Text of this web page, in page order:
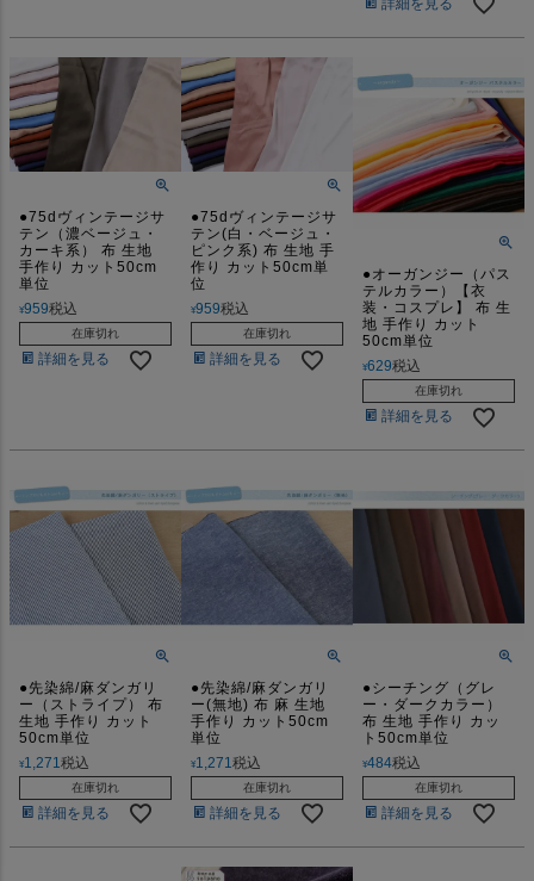
詳細を見る
●75dヴィンテージサ
テン（濃ベージュ・
カーキ系） 布 生地
手作り カット50cm
単位
¥959税込
在庫切れ
詳細を見る
●75dヴィンテージサ
テン(白・ベージュ・
ピンク系) 布 生地 手
作り カット50cm単
位
¥959税込
在庫切れ
詳細を見る
●オーガンジー（パス
テルカラー）【衣
装・コスプレ】 布 生
地 手作り カット
50cm単位
¥629税込
在庫切れ
詳細を見る
●先染綿/麻ダンガリ
ー（ストライプ） 布
生地 手作り カット
50cm単位
¥1,271 税込
在庫切れ
詳細を見る
●先染綿/麻ダンガリ
ー(無地) 布 麻 生地
手作り カット50cm
単位
¥1,271 税込
在庫切れ
詳細を見る
●シーチング（グレ
ー・ダークカラー）
布 生地 手作り カッ
ト50cm単位
¥484税込
在庫切れ
詳細を見る